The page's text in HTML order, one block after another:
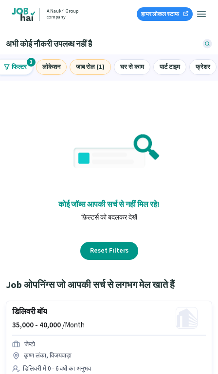
A Naukri Group
company
हायर लोकल स्टाफ
अभी कोई नौकरी उपलब्ध नहीं है
फिल्टर
1
लोकेशन जाब रोल (1) घर से काम पार्ट टाइम फ्रेशर
कोई जॉब्स आपकी सर्च से नहीं मिल रहे!
फ़िल्टर्स को बदलकर देखें
Reset Filters
Job ओपनिंग्स जो आपकी सर्च से लगभग मेल खाते हैं
डिलिवरी बॉय
35,000 - 40,000/Month
जेप्टो
कृष्ण लंका, विजयवाड़ा
डिलिवरी में 0 - 6 वर्षो का अनुभव